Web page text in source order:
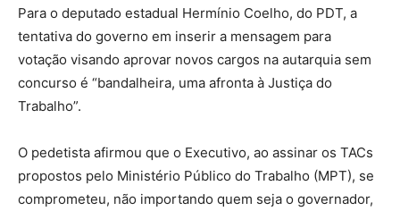
Para o deputado estadual Hermínio Coelho, do PDT, a
tentativa do governo em inserir a mensagem para
votação visando aprovar novos cargos na autarquia sem
concurso é “bandalheira, uma afronta à Justiça do
Trabalho”.
O pedetista afirmou que o Executivo, ao assinar os TACs
propostos pelo Ministério Público do Trabalho (MPT), se
comprometeu, não importando quem seja o governador,